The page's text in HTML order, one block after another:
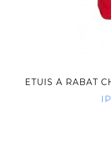
ETUIS À RABAT